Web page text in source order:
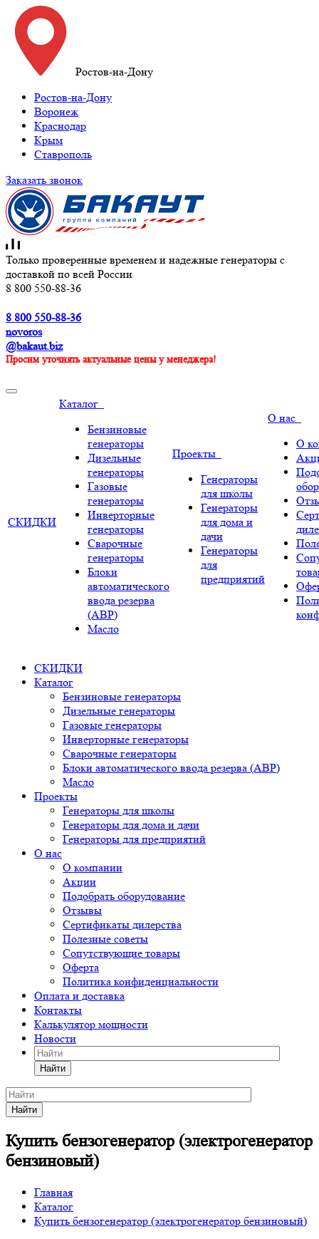
Ростов-на-Дону
Ростов-на-Дону
Воронеж
Краснодар
Крым
Ставрополь
Заказать звонок
Только проверенные временем и надежные генераторы с
доставкой по всей России
8 800 550-88-36
8 800 550-88-36
novoros
@bakaut.biz
Просим уточнять актуальные цены у менеджера!
СКИДКИ
Каталог
Бензиновые
генераторы
Дизельные
генераторы
Газовые
генераторы
Инверторные
генераторы
Сварочные
генераторы
Блоки
автоматического
ввода резерва
(АВР)
Масло
Проекты
Генераторы
для школы
Генераторы
для дома и
дачи
Генераторы
для
предприятий
О нас
О
СКИДКИ
Каталог
Бензиновые генераторы
Дизельные генераторы
Газовые генераторы
Инверторные генераторы
Сварочные генераторы
Блоки автоматического ввода резерва (АВР)
Масло
Проекты
Генераторы для школы
Генераторы для дома и дачи
Генераторы для предприятий
О нас
О компании
Акции
Подобрать оборудование
Отзывы
Сертификаты дилерства
Полезные советы
Сопутствующие товары
Оферта
Политика конфиденциальности
Оплата и доставка
Контакты
Калькулятор мощности
Новости
Найти
Найти
Купить бензогенератор (электрогенератор
бензиновый)
Главная
Каталог
Купить бензогенератор (электрогенератор бензиновый)